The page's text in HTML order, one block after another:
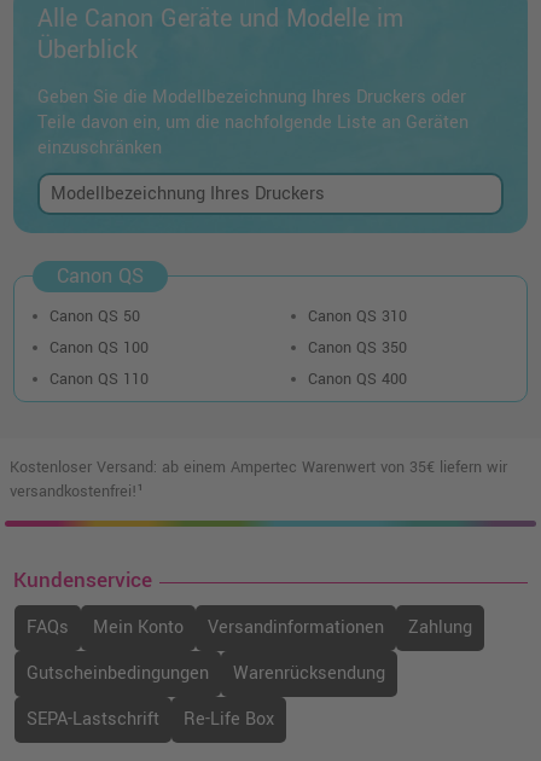
Alle Canon Geräte und Modelle im
Überblick
Geben Sie die Modellbezeichnung Ihres Druckers oder
Teile davon ein, um die nachfolgende Liste an Geräten
einzuschränken
Canon QS
Canon QS 50
Canon QS 100
Canon QS 110
Canon QS 310
Canon QS 350
Canon QS 400
Kostenloser Versand: ab einem Ampertec Warenwert von 35€ liefern wir
versandkostenfrei!¹
Kundenservice
FAQs Mein Konto Versandinformationen
Zahlung
Gutscheinbedingungen
Warenrücksendung
SEPA-Lastschrift
Re-Life Box